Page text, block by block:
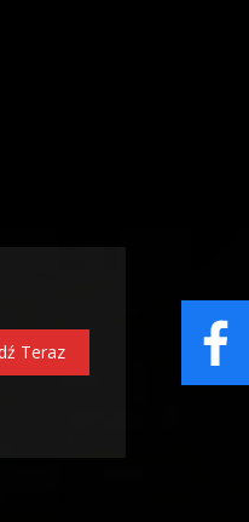
Teraz